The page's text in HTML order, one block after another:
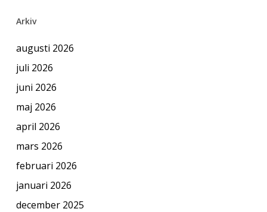
Arkiv
augusti 2026
juli 2026
juni 2026
maj 2026
april 2026
mars 2026
februari 2026
januari 2026
december 2025